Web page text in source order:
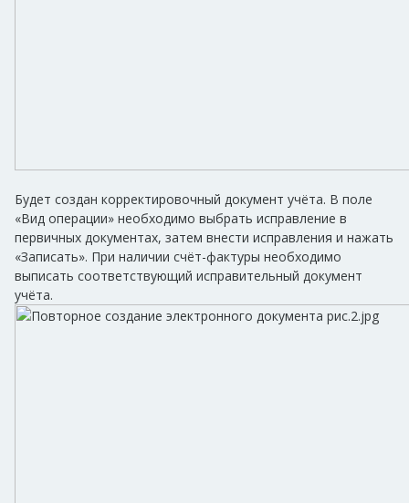
Будет создан корректировочный документ учёта. В поле
«Вид операции» необходимо выбрать исправление в
первичных документах, затем внести исправления и нажать
«Записать». При наличии счёт-фактуры необходимо
выписать соответствующий исправительный документ
учёта.